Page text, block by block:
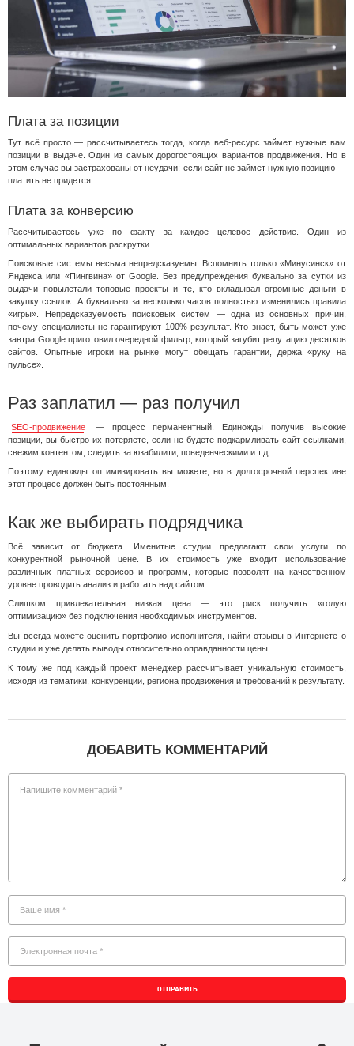
Плата за позиции
Тут всё просто — рассчитываетесь тогда, когда веб-ресурс займет нужные вам
позиции в выдаче. Один из самых дорогостоящих вариантов продвижения. Но в
этом случае вы застрахованы от неудачи: если сайт не займет нужную позицию —
платить не придется.
Плата за конверсию
Рассчитываетесь уже по факту за каждое целевое действие. Один из
оптимальных вариантов раскрутки.
Поисковые системы весьма непредсказуемы. Вспомнить только «Минусинск» от
Яндекса или «Пингвина» от Google. Без предупреждения буквально за сутки из
выдачи повылетали топовые проекты и те, кто вкладывал огромные деньги в
закупку ссылок. А буквально за несколько часов полностью изменились правила
«игры». Непредсказуемость поисковых систем — одна из основных причин,
почему специалисты не гарантируют 100% результат. Кто знает, быть может уже
завтра Google приготовил очередной фильтр, который загубит репутацию десятков
сайтов. Опытные игроки на рынке могут обещать гарантии, держа «руку на
пульсе».
Раз заплатил — раз получил
SEO-продвижение
— процесс перманентный. Единожды получив высокие
позиции, вы быстро их потеряете, если не будете подкармливать сайт ссылками,
свежим контентом, следить за юзабилити, поведенческими и т.д.
Поэтому единожды оптимизировать вы можете, но в долгосрочной перспективе
этот процесс должен быть постоянным.
Как же выбирать подрядчика
Всё зависит от бюджета. Именитые студии предлагают свои услуги по
конкурентной рыночной цене. В их стоимость уже входит использование
различных платных сервисов и программ, которые позволят на качественном
уровне проводить анализ и работать над сайтом.
Слишком привлекательная низкая цена — это риск получить «голую
оптимизацию» без подключения необходимых инструментов.
Вы всегда можете оценить портфолио исполнителя, найти отзывы в Интернете о
студии и уже делать выводы относительно оправданности цены.
К тому же под каждый проект менеджер рассчитывает уникальную стоимость,
исходя из тематики, конкуренции, региона продвижения и требований к результату.
ДОБАВИТЬ КОММЕНТАРИЙ
ОТПРАВИТЬ